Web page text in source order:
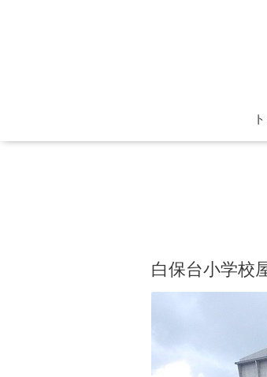
白保台小学校